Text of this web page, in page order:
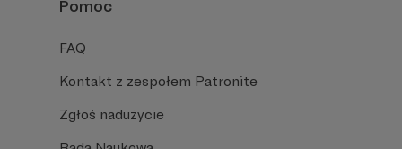
Pomoc
FAQ
Kontakt z zespołem Patronite
Zgłoś nadużycie